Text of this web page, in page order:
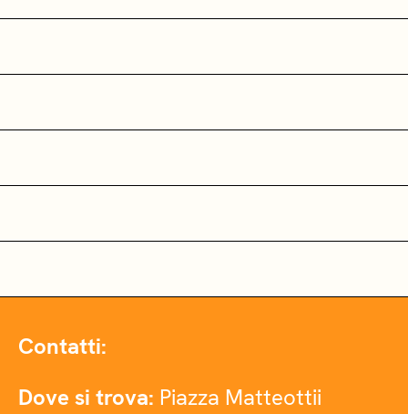
Contatti:
Dove si trova: Piazza Matteottii